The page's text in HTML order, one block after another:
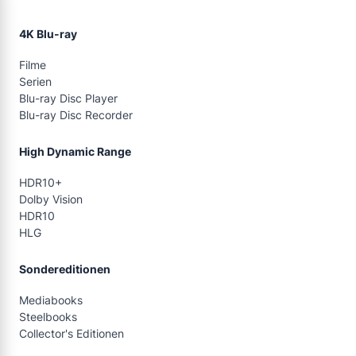
4K Blu-ray
Filme
Serien
Blu-ray Disc Player
Blu-ray Disc Recorder
High Dynamic Range
HDR10+
Dolby Vision
HDR10
HLG
Sondereditionen
Mediabooks
Steelbooks
Collector's Editionen